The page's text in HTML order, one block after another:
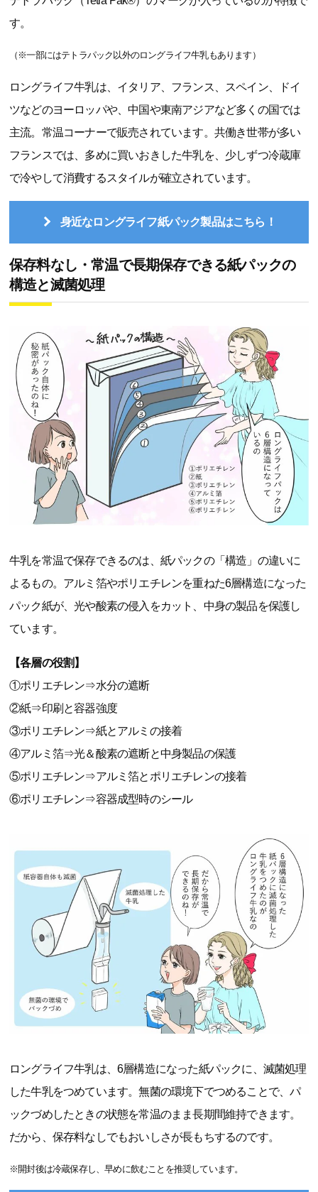
す。
（※一部にはテトラパック以外のロングライフ牛乳もあります）
ロングライフ牛乳は、イタリア、フランス、スペイン、ドイ
ツなどのヨーロッパや、中国や東南アジアなど多くの国では
主流。常温コーナーで販売されています。共働き世帯が多い
フランスでは、多めに買いおきした牛乳を、少しずつ冷蔵庫
で冷やして消費するスタイルが確立されています。
身近なロングライフ紙パック製品はこちら！
保存料なし・常温で長期保存できる紙パックの
構造と滅菌処理
牛乳を常温で保存できるのは、紙パックの「構造」の違いに
よるもの。アルミ箔やポリエチレンを重ねた6層構造になった
パック紙が、光や酸素の侵入をカット、中身の製品を保護し
ています。
【各層の役割】
①ポリエチレン⇒水分の遮断
②紙⇒印刷と容器強度
③ポリエチレン⇒紙とアルミの接着
④アルミ箔⇒光＆酸素の遮断と中身製品の保護
⑤ポリエチレン⇒アルミ箔とポリエチレンの接着
⑥ポリエチレン⇒容器成型時のシール
ロングライフ牛乳は、6層構造になった紙パックに、滅菌処理
した牛乳をつめています。無菌の環境下でつめることで、パ
ックづめしたときの状態を常温のまま長期間維持できます。
だから、保存料なしでもおいしさが長もちするのです。
※開封後は冷蔵保存し、早めに飲むことを推奨しています。